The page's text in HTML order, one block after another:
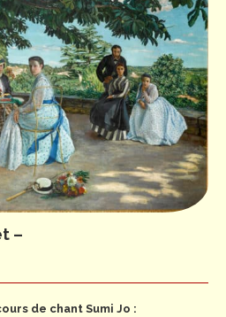
–
de chant Sumi Jo :